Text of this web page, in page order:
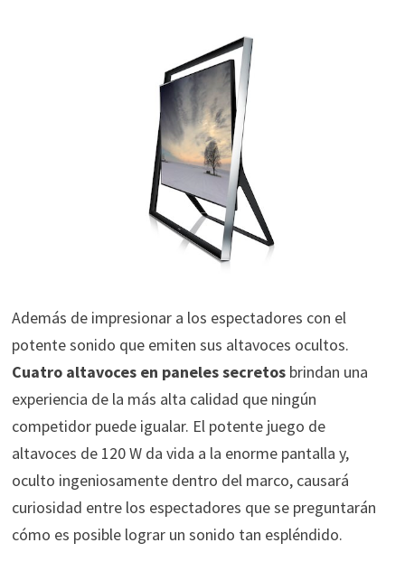
Además de impresionar a los espectadores con el
potente sonido que emiten sus altavoces ocultos.
Cuatro altavoces en paneles secretosbrindan una
experiencia de la más alta calidad que ningún
competidor puede igualar. El potente juego de
altavoces de 120 W da vida a la enorme pantalla y,
oculto ingeniosamente dentro del marco, causará
curiosidad entre los espectadores que se preguntarán
cómo es posible lograr un sonido tan espléndido.